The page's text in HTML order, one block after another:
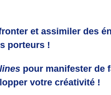
et assimiler des
porteurs !
pour manifester de
votre créativité !